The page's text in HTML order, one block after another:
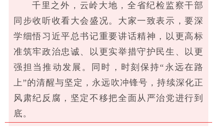
健康科普
医院招聘
千里之外，云岭大地，全省纪检监察干部
同步收听收看大会盛况。大家一致表示，要深
学细悟习近平总书记重要讲话精神，以更高标
准筑牢政治忠诚、以更实举措守护民生、以更
强担当推动发展。同时，时刻保持“永远在路
上”的清醒与坚定，永远吹冲锋号，持续深化正
风肃纪反腐，坚定不移把全面从严治党进行到
底。